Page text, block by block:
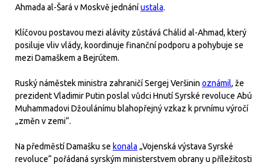
Ahmada al-Šará v Moskvě jednáníustala.
Klíčovou postavou mezi alávity zůstává Chálid al-Ahmad, který
posiluje vliv vlády, koordinuje finanční podporu a pohybuje se
mezi Damaškem a Bejrútem.
Ruský náměstek ministra zahraničí Sergej Veršinin oznámil, že
prezident Vladimir Putin poslal vůdci Hnutí Syrské revoluce Abú
Muhammadovi Džoulánímu blahopřejný vzkaz k prvnímu výročí
„změn v zemi“.
Na předměstí Damašku se konala „Vojenská výstava Syrské
revoluce“ pořádaná syrským ministerstvem obrany u příležitosti